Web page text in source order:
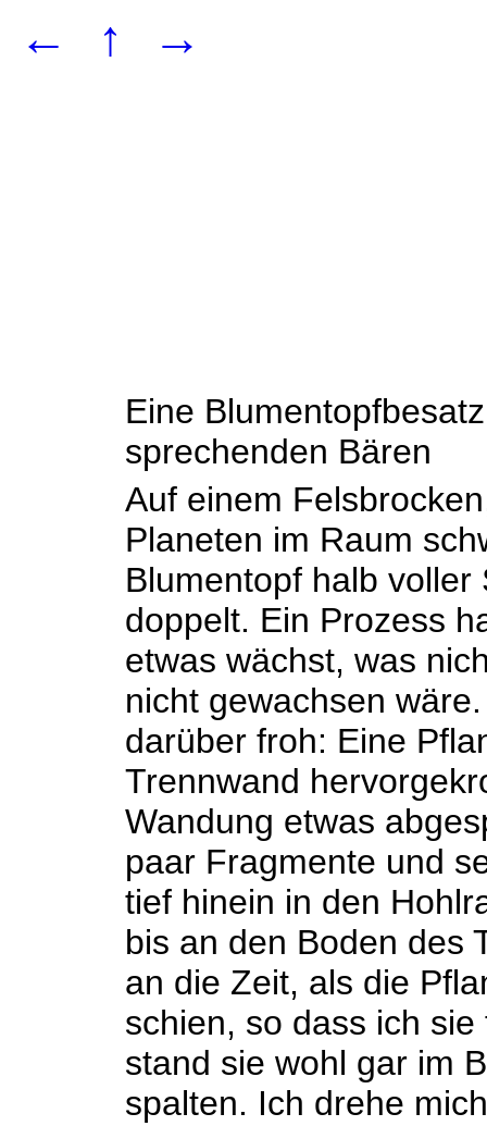
← ↑ →
Eine
sprechenden Bären
Auf einem
Planeten im Raum
Blumentopf halb
doppelt. Ein Prozess
etwas wächst, was
nicht gewachsen
darüber froh: Eine
Trennwand
Wandung etwas
paar Fragmente und
tief hinein in den
bis an den Boden des
an die Zeit, als die
schien, so dass ich
stand sie wohl gar im
spalten. Ich drehe